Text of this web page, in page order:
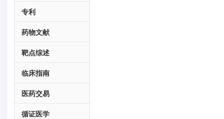
专利
药物文献
靶点综述
临床指南
医药交易
循证医学